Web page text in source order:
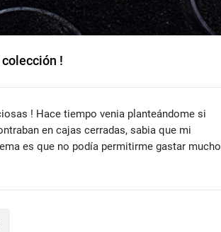
!
! Hace tiempo venia planteándome si
en cajas cerradas, sabia que mi
es que no podía permitirme gastar mucho